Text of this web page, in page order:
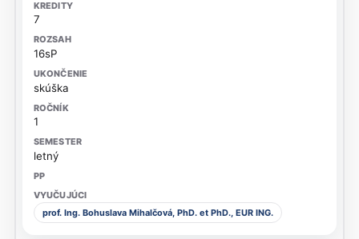
7
16sP
skúška
1
letný
prof. Ing. Bohuslava Mihalčová, PhD. et PhD., EUR ING.